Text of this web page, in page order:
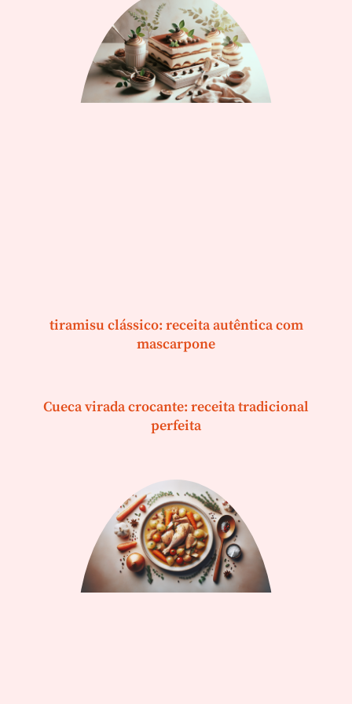
tiramisu clássico: receita autêntica com
mascarpone
Cueca virada crocante: receita tradicional
perfeita